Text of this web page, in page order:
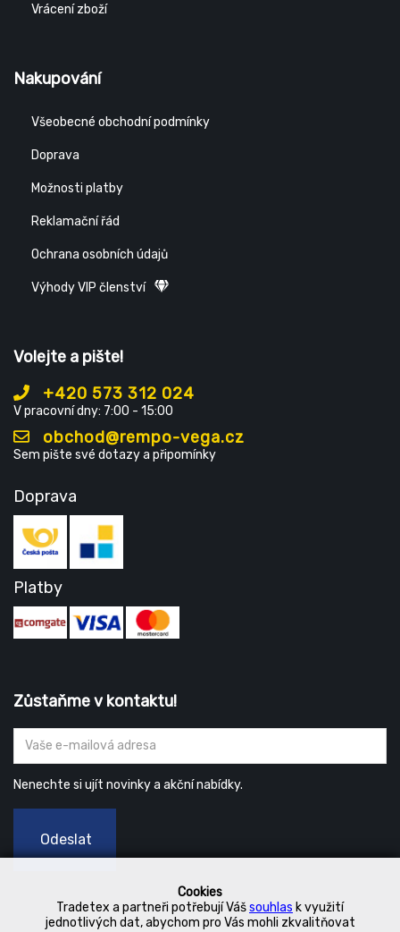
Cookies
Tradetex a partneři potřebují Vášsouhlas k využití
jednotlivých dat, abychom pro Vás mohli zkvalitňovat
Vrácení zboží
Nakupování
Všeobecné obchodní podmínky
Doprava
Možnosti platby
Reklamační řád
Ochrana osobních údajů
Výhody VIP členství
Volejte a pište!
+420 573 312 024
V pracovní dny: 7:00 - 15:00
obchod@rempo-vega.cz
Sem pište své dotazy a připomínky
Doprava
Platby
Zůstaňme v kontaktu!
Nenechte si ujít novinky a akční nabídky.
Odeslat